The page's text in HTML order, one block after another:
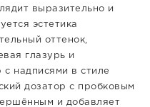
выразительно и
эстетика
оттенок,
глазурь и
надписями в стиле
дозатор с пробковым
и добавляет